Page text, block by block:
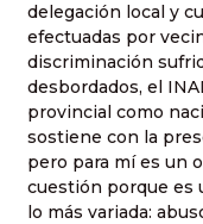
delegación local y
efectuadas por
discriminación
desbordados, el
provincial como
sostiene con la
pero para mí es un
cuestión porque es
lo más variada: